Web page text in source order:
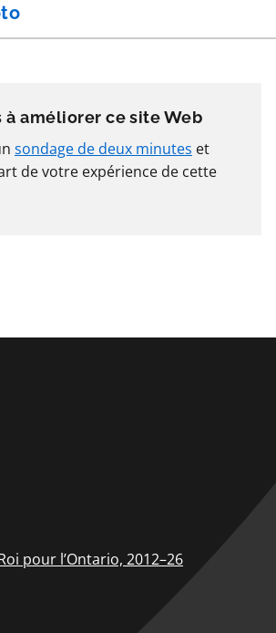
à améliorer ce site Web
sondage de deux minutes et
de votre expérience de cette
pour l’Ontario, 2012–26